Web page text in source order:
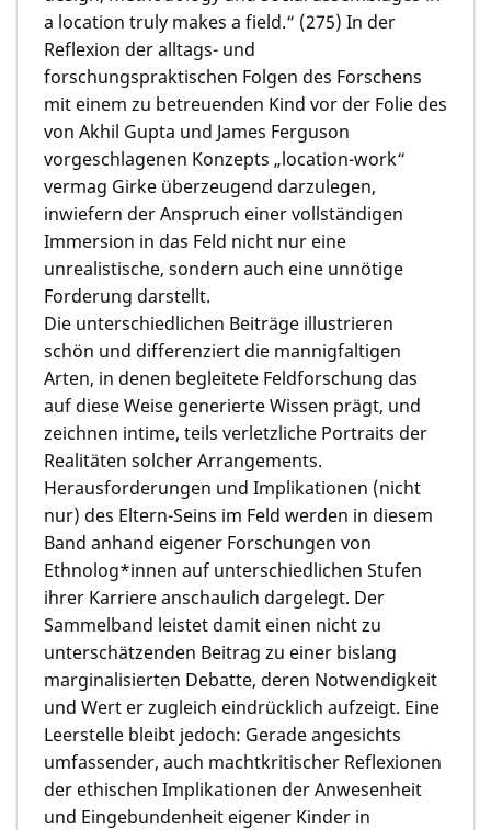
a location truly makes a field.“ (275) In der
Reflexion der alltags- und
forschungspraktischen Folgen des Forschens
mit einem zu betreuenden Kind vor der Folie des
von Akhil Gupta und James Ferguson
vorgeschlagenen Konzepts „location-work“
vermag Girke überzeugend darzulegen,
inwiefern der Anspruch einer vollständigen
Immersion in das Feld nicht nur eine
unrealistische, sondern auch eine unnötige
Forderung darstellt.
Die unterschiedlichen Beiträge illustrieren
schön und differenziert die mannigfaltigen
Arten, in denen begleitete Feldforschung das
auf diese Weise generierte Wissen prägt, und
zeichnen intime, teils verletzliche Portraits der
Realitäten solcher Arrangements.
Herausforderungen und Implikationen (nicht
nur) des Eltern-Seins im Feld werden in diesem
Band anhand eigener Forschungen von
Ethnolog*innen auf unterschiedlichen Stufen
ihrer Karriere anschaulich dargelegt. Der
Sammelband leistet damit einen nicht zu
unterschätzenden Beitrag zu einer bislang
marginalisierten Debatte, deren Notwendigkeit
und Wert er zugleich eindrücklich aufzeigt. Eine
Leerstelle bleibt jedoch: Gerade angesichts
umfassender, auch machtkritischer Reflexionen
der ethischen Implikationen der Anwesenheit
und Eingebundenheit eigener Kinder in